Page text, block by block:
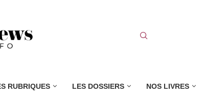
RUBRIQUES LES DOSSIERS NOS LIVRES